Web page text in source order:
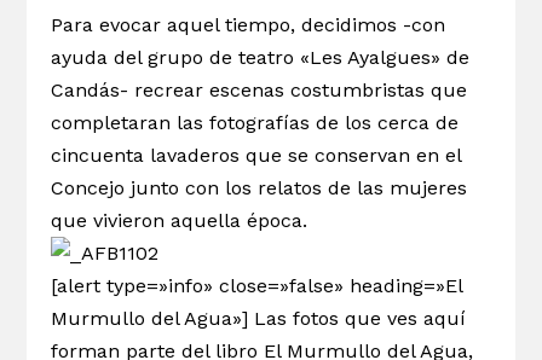
Para evocar aquel tiempo, decidimos -con
ayuda del grupo de teatro «Les Ayalgues» de
Candás- recrear escenas costumbristas que
completaran las fotografías de los cerca de
cincuenta lavaderos que se conservan en el
Concejo junto con los relatos de las mujeres
que vivieron aquella época.
[alert type=»info» close=»false» heading=»El
Murmullo del Agua»] Las fotos que ves aquí
forman parte del libro El Murmullo del Agua,